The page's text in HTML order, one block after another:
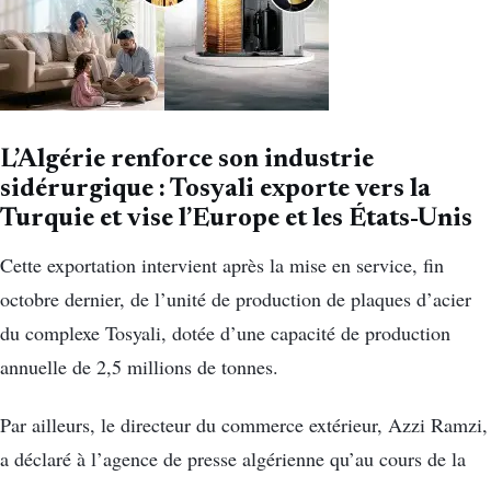
L’Algérie renforce son industrie
sidérurgique : Tosyali exporte vers la
Turquie et vise l’Europe et les États-Unis
Cette exportation intervient après la mise en service, fin
octobre dernier, de l’unité de production de plaques d’acier
du complexe Tosyali, dotée d’une capacité de production
annuelle de 2,5 millions de tonnes.
Par ailleurs, le directeur du commerce extérieur, Azzi Ramzi,
a déclaré à l’agence de presse algérienne qu’au cours de la